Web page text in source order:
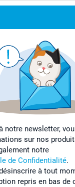
notre newsletter,
sur nos
notre
de Confidentialité.
à tout
repris en bas de